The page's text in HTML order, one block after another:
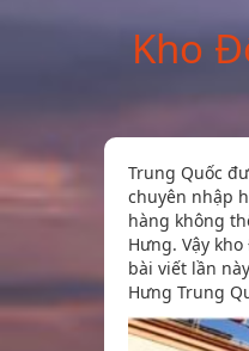
Kho
Trung Quốc
chuyên nhập
hàng không
Hưng. Vậy
bài viết lần
Hưng Trung